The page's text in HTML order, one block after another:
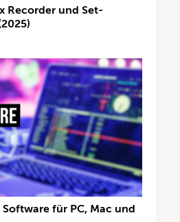
Recorder und Set-
Software für PC, Mac und